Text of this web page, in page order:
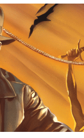
con el sector
por PICO PARK
juego con
juego indie PICO
cooperativa
de Sonic!
disfrutan de un
personaje de
cerca del